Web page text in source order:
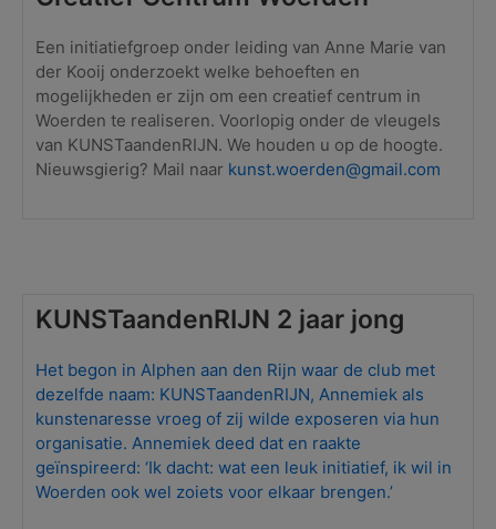
Een initiatiefgroep onder leiding van Anne Marie van
der Kooij onderzoekt welke behoeften en
mogelijkheden er zijn om een creatief centrum in
Woerden te realiseren. Voorlopig onder de vleugels
van KUNSTaandenRIJN. We houden u op de hoogte.
Nieuwsgierig? Mail naar kunst.woerden@gmail.com
KUNSTaandenRIJN 2 jaar jong
Het begon in Alphen aan den Rijn waar de club met
dezelfde naam: KUNSTaandenRIJN, Annemiek als
kunstenaresse vroeg of zij wilde exposeren via hun
organisatie. Annemiek deed dat en raakte
geïnspireerd: ‘Ik dacht: wat een leuk initiatief, ik wil in
Woerden ook wel zoiets voor elkaar brengen.’